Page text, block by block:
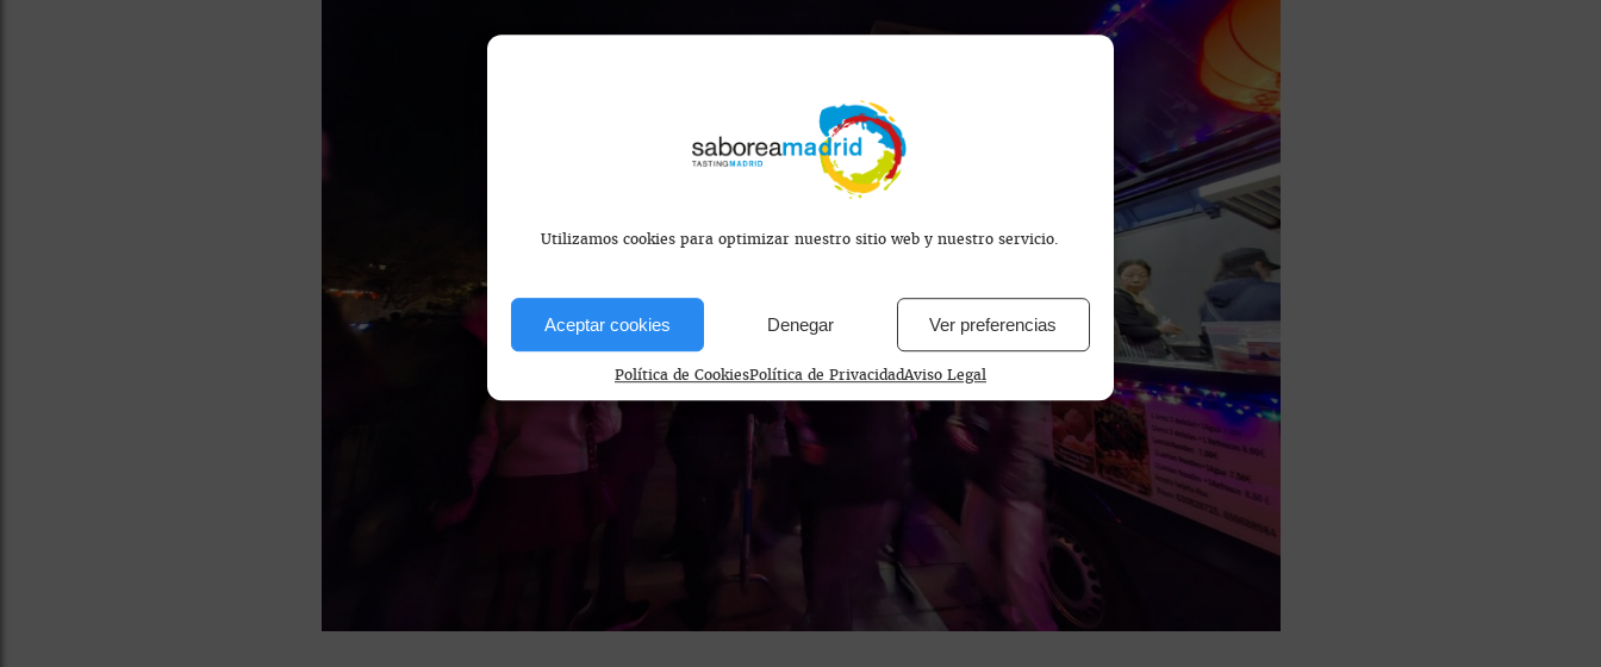
Utilizamos cookies para optimizar nuestro sitio web y nuestro servicio.
Aceptar cookies Denegar Ver preferencias
Política de CookiesPolítica de PrivacidadAviso Legal